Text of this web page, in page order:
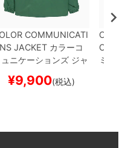
COMMUNICATI
JACKET カラーコ
ュニケーションズ ジャ
COACHFORESTスケ
¥9,900(税込)
ONS
ミュニ